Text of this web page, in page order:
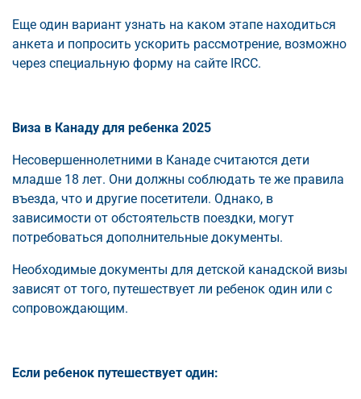
Еще один вариант узнать на каком этапе находиться
анкета и попросить ускорить рассмотрение, возможно
через специальную форму на сайте IRCC.
Виза в Канаду для ребенка 2025
Несовершеннолетними в Канаде считаются дети
младше 18 лет. Они должны соблюдать те же правила
въезда, что и другие посетители. Однако, в
зависимости от обстоятельств поездки, могут
потребоваться дополнительные документы.
Необходимые документы для детской канадской визы
зависят от того, путешествует ли ребенок один или с
сопровождающим.
Если ребенок путешествует один: